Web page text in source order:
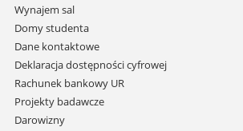
Wynajem sal
Domy studenta
Dane kontaktowe
Deklaracja dostępności cyfrowej
Rachunek bankowy UR
Projekty badawcze
Darowizny